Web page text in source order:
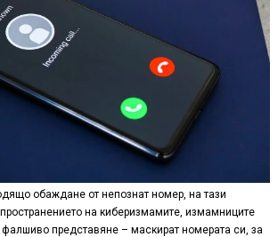
обаждане от непознат номер, на тази
на киберизмамите, измамниците
представяне – маскират номерата си, за